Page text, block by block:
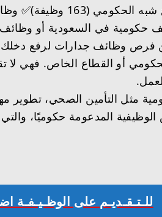
حكومية في السعودية أو
وظائف جدارات لرفع دخلك
أو القطاع الخاص. فهي لا
مثل التأمين الصحي، تطوير
المدعومة حكوميًا،
للـتـقـديـم على الوظـيـفـة